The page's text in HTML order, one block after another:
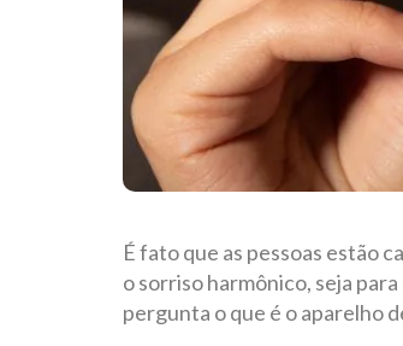
É fato que as pessoas estão
o sorriso harmônico, seja
pergunta o que é o aparelho